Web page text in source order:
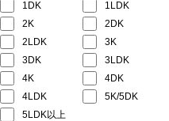
1DK
1LDK
2K
2DK
2LDK
3K
3DK
3LDK
4K
4DK
4LDK
5K/5DK
5LDK以上